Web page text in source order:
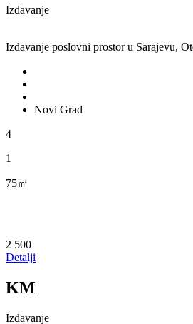
Izdavanje
Izdavanje poslovni prostor u Sarajevu,
Novi Grad
4
1
75㎡
2 500
Detalji
KM
Izdavanje